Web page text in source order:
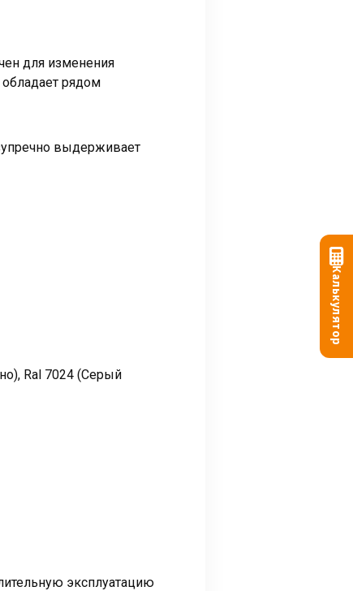
для изменения
рядом
выдерживает
Ral 7024 (Серый
эксплуатацию
Калькулятор